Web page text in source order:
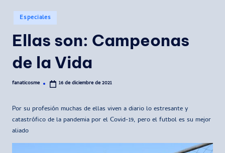
Publicado
en
Especiales
Ellas son: Campeonas
de la Vida
Publicado
fanaticosme 16 de diciembre de 2021
Por su profesión muchas de ellas viven a diario lo estresante y
catastrófico de la pandemia por el Covid-19, pero el futbol es su mejor
aliado